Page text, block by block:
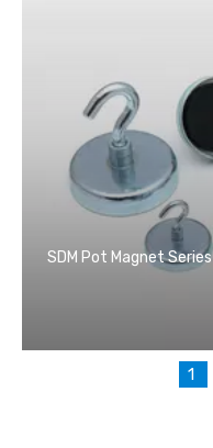
SDM Pot Magnet Series
1